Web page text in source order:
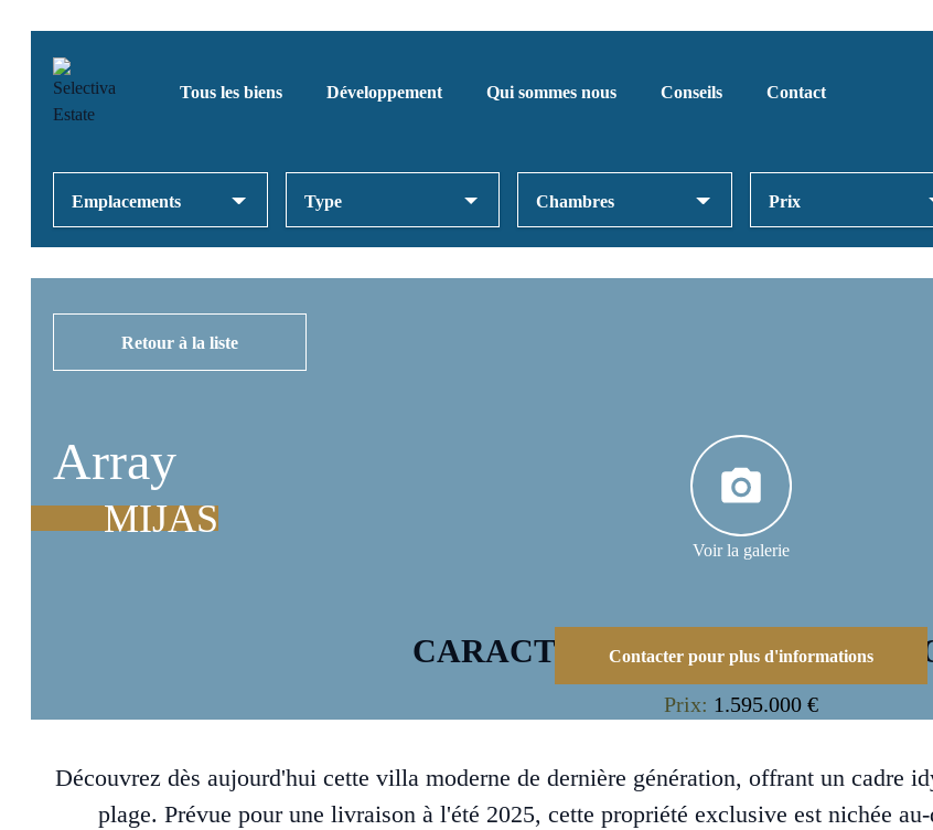
Tous les biens Développement Qui sommes nous Conseils Contact
Emplacements Type Chambres Prix
Retour à la liste
Array
MIJAS
Voir la galerie
Contacter pour plus d'informations
CARACTÉRISTIQUES DE LA
Prix: 1.595.000 €
Découvrez dès aujourd'hui cette villa moderne de dernière génération, offrant un cadre
plage. Prévue pour une livraison à l'été 2025, cette propriété exclusive est nichée